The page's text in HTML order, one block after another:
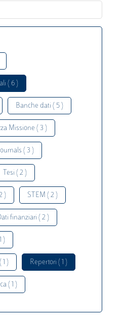
( 6 )
Banche dati ( 5 )
Missione ( 3 )
( 3 )
Tesi ( 2 )
) STEM ( 2 )
finanziari ( 2 )
)
1 ) Repertori ( 1 )
( 1 )